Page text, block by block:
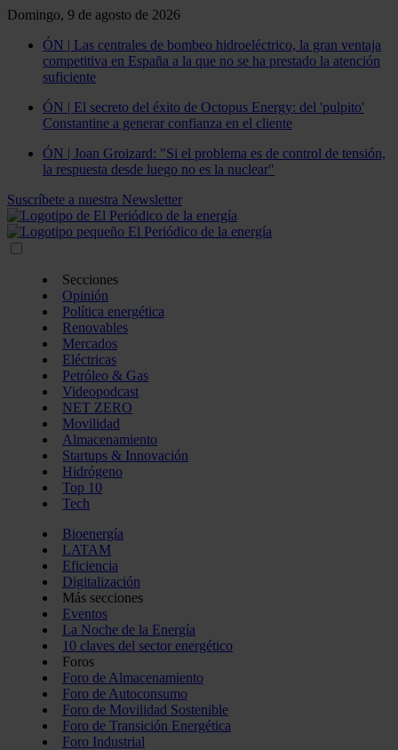
Domingo, 9 de agosto de 2026
ÓN | Las centrales de bombeo hidroeléctrico, la gran ventaja
competitiva en España a la que no se ha prestado la atención
suficiente
ÓN | El secreto del éxito de Octopus Energy: del 'pulpito'
Constantine a generar confianza en el cliente
ÓN | Joan Groizard: "Si el problema es de control de tensión,
la respuesta desde luego no es la nuclear"
Suscríbete a nuestra Newsletter
Secciones
Opinión
Política energética
Renovables
Mercados
Eléctricas
Petróleo & Gas
Videopodcast
NET ZERO
Movilidad
Almacenamiento
Startups & Innovación
Hidrógeno
Top 10
Tech
Bioenergía
LATAM
Eficiencia
Digitalización
Más secciones
Eventos
La Noche de la Energía
10 claves del sector energético
Foros
Foro de Almacenamiento
Foro de Autoconsumo
Foro de Movilidad Sostenible
Foro de Transición Energética
Foro Industrial